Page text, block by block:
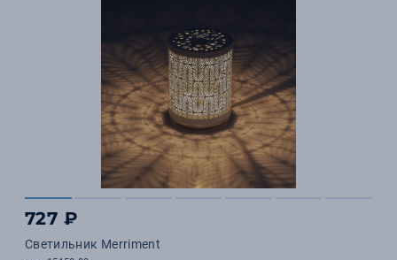
727 ₽
Светильник Merriment